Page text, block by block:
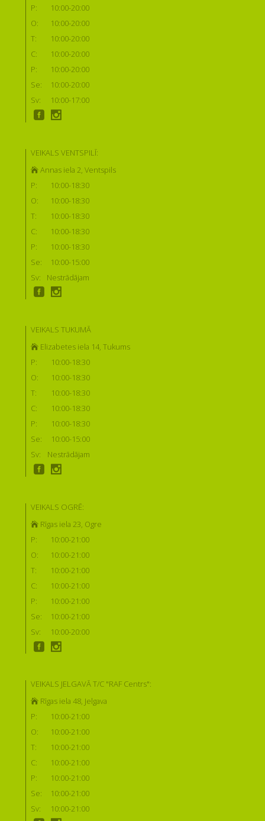
P:
10:00-20:00
O:
10:00-20:00
T:
10:00-20:00
C:
10:00-20:00
P:
10:00-20:00
Se:
10:00-20:00
Sv:
10:00-17:00
VEIKALS VENTSPILĪ:
Annas iela 2, Ventspils
P:
10:00-18:30
O:
10:00-18:30
T:
10:00-18:30
C:
10:00-18:30
P:
10:00-18:30
Se:
10:00-15:00
Sv:
Nestrādājam
VEIKALS TUKUMĀ
Elizabetes iela 14, Tukums
P:
10:00-18:30
O:
10:00-18:30
T:
10:00-18:30
C:
10:00-18:30
P:
10:00-18:30
Se:
10:00-15:00
Sv:
Nestrādājam
VEIKALS OGRĒ:
Rīgas iela 23, Ogre
P:
10:00-21:00
O:
10:00-21:00
T:
10:00-21:00
C:
10:00-21:00
P:
10:00-21:00
Se:
10:00-21:00
Sv:
10:00-20:00
VEIKALS JELGAVĀ T/C "RAF Centrs":
Rīgas iela 48, Jelgava
P:
10:00-21:00
O:
10:00-21:00
T:
10:00-21:00
C:
10:00-21:00
P:
10:00-21:00
Se:
10:00-21:00
Sv:
10:00-21:00